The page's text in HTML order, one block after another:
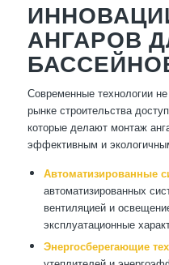
АНГАРОВ
Современные технологии
рынке строительства
которые делают монтаж
эффективным и
Автоматизированные
автоматизированных
вентиляцией и
эксплуатационные
Энергосберегающие